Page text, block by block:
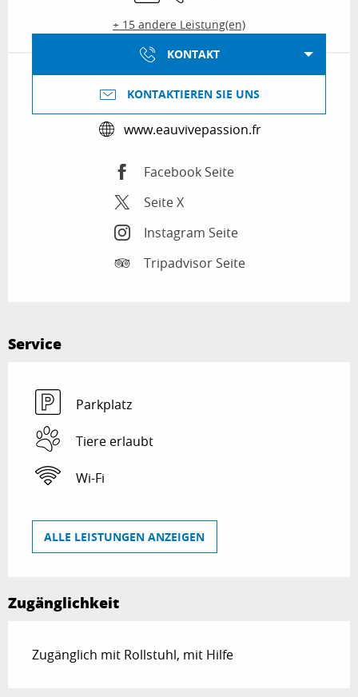
+ 15 andere Leistung(en)
KONTAKT
KONTAKTIEREN SIE UNS
www.eauvivepassion.fr
Facebook Seite
Seite X
Instagram Seite
Tripadvisor Seite
Service
Parkplatz
Tiere erlaubt
Wi-Fi
ALLE LEISTUNGEN ANZEIGEN
Zugänglichkeit
Zugänglich mit Rollstuhl, mit Hilfe